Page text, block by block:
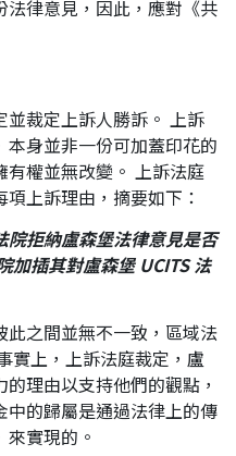
律意見，因此，應對《共
裁定上訴人勝訴。 上訴
身並非一份可加蓋印花的
權並無改變。 上訴法庭
上訴理由，摘要如下：
院拒納盧森堡法律意見是否
加插其對盧森堡UCITS法
之間並無不一致，區域法
實上，上訴法庭裁定，盧
理由以支持他們的觀點，
的歸屬是通過法律上的傳
實現的。